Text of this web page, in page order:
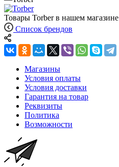
Товары Torber в нашем магазине
Список брендов
Магазины
Условия оплаты
Условия доставки
Гарантия на товар
Реквизиты
Политика
Возможности